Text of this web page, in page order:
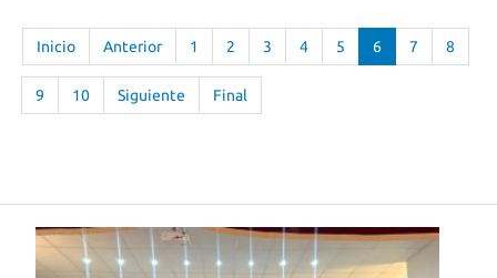
Inicio Anterior 1 2 3 4 5 6 7 8
9 10 Siguiente Final